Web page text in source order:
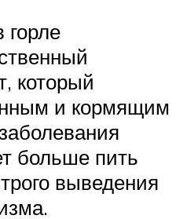
горле
который
и кормящим
больше пить
выведения